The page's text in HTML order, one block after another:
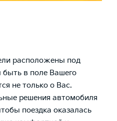
расположены под
в поле Вашего
не только о Вас.
решения автомобиля
поездка оказалась